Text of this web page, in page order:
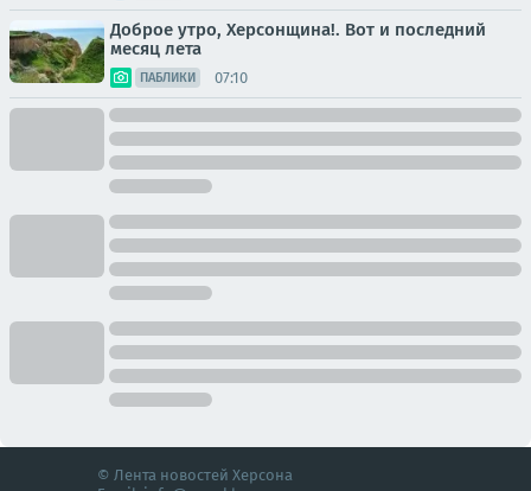
Доброе утро, Херсонщина!. Вот и последний
месяц лета
ПАБЛИКИ 07:10
© Лента новостей Херсона